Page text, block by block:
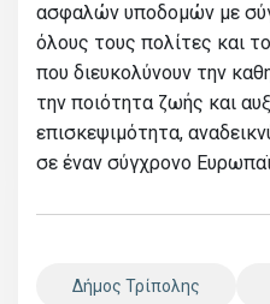
ασφαλών υποδομών με
όλους τους πολίτες και
που διευκολύνουν την
την ποιότητα ζωής και
επισκεψιμότητα,
σε έναν σύγχρονο
Δήμος Τρίπολης